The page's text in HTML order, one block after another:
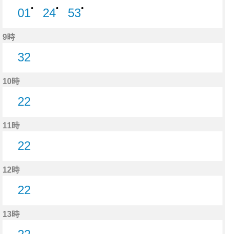
01●
24●
53●
9時
32
10時
22
11時
22
12時
22
13時